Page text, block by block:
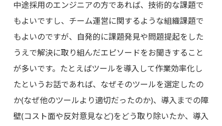
中途採用のエンジニアの方であれば、技術的な課題で
もよいですし、チーム運営に関するような組織課題で
もよいのですが、自発的に課題発見や問題提起をした
うえで解決に取り組んだエピソードをお聞きすること
が多いです。たとえばツールを導入して作業効率化し
たというお話であれば、なぜそのツールを選定したの
か(なぜ他のツールより適切だったのか)、導入までの障
壁(コスト面や反対意見など)をどう取り除いたか、導入